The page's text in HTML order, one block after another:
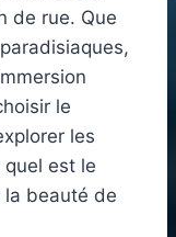
de rue. Que
le
les
est le
la beauté de